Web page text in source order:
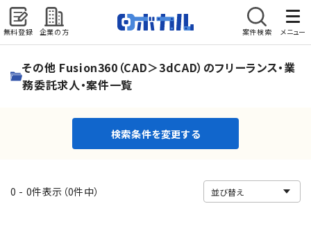
無料登録 企業の方 案件検索 メニュー
検索条件を変更する
その他 Fusion360（CAD＞3dCAD）のフリーランス・業
務委託求人・案件一覧
検索条件を変更する
0 - 0件表示（0件中）